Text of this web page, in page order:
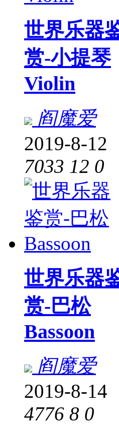
世界乐器
赏-小提琴
Violin
阎魔爱
2019-8-12
7033 12 0
世界乐器
赏-巴松
Bassoon
阎魔爱
2019-8-14
4776 8 0